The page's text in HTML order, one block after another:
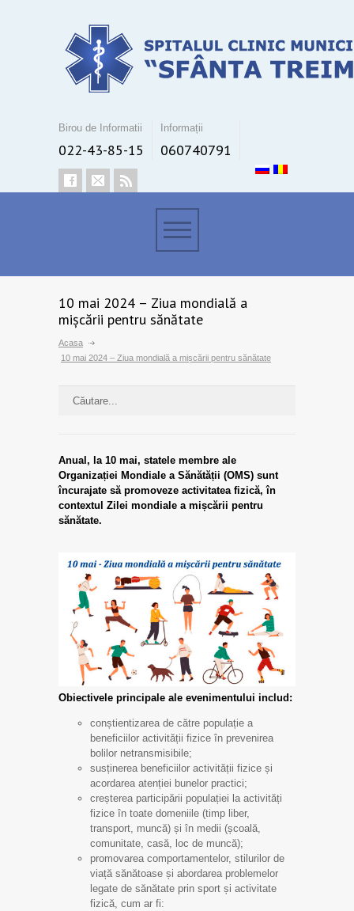
Birou de Informatii
022-43-85-15
Informații
060740791
10 mai 2024 – Ziua mondială a
mișcării pentru sănătate
Acasa
10 mai 2024 – Ziua mondială a mișcării pentru sănătate
Anual, la 10 mai, statele membre ale
Organizației Mondiale a Sănătății (OMS) sunt
încurajate să promoveze activitatea fizică, în
contextul Zilei mondiale a mișcării pentru
sănătate.
Obiectivele principale ale evenimentului includ:
conștientizarea de către populație a
beneficiilor activității fizice în prevenirea
bolilor netransmisibile;
susținerea beneficiilor activității fizice și
acordarea atenției bunelor practici;
creșterea participării populației la activități
fizice în toate domeniile (timp liber,
transport, muncă) și în medii (școală,
comunitate, casă, loc de muncă);
promovarea comportamentelor, stilurilor de
viață sănătoase și abordarea problemelor
legate de sănătate prin sport și activitate
fizică, cum ar fi: